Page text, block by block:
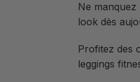
Ne manquez
look dès
Profitez des
leggings